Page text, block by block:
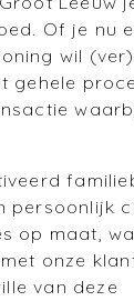
Of je nu
wil
gehele
persoonlijk
op maat,
onze
van deze